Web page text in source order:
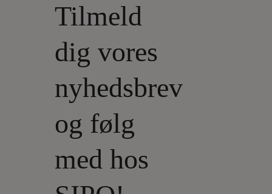
Tilmeld
dig vores
nyhedsbrev
og følg
med hos